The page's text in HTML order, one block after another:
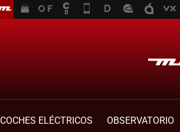
COCHES ELÉCTRICOS OBSERVATORIO